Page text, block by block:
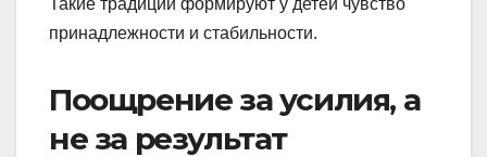
принадлежности и стабильности.
Поощрение за усилия, а
не за результат